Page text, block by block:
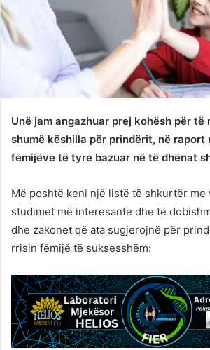
Unë jam angazhuar prej kohësh për të
shumë këshilla për prindërit, në raport
fëmijëve të tyre bazuar në të dhënat
Më poshtë keni një listë të shkurtër me
studimet më interesante dhe të
dhe zakonet që ata sugjerojnë për
rrisin fëmijë të suksesshëm: